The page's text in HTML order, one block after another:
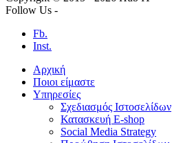
Follow Us -
Fb.
Inst.
Αρχική
Ποιοι είμαστε
Υπηρεσίες
Σχεδιασμός Ιστοσελίδων
Κατασκευή E-shop
Social Media Strategy